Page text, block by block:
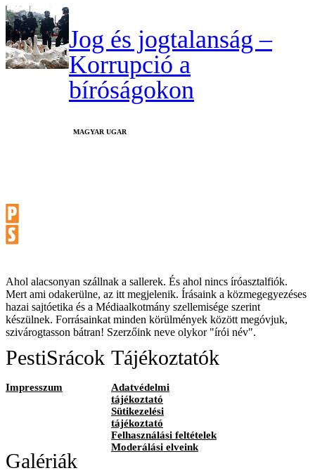
Jog és jogtalanság –
Korrupció a
bíróságokon
MAGYAR UGAR
Ahol alacsonyan szállnak a sallerek. És ahol nincs íróasztalfiók.
Mert ami odakerülne, az itt megjelenik. Írásaink a közmegegyezéses
hazai sajtóetika és a Médiaalkotmány szellemisége szerint
készülnek. Forrásainkat minden körülmények között megóvjuk,
szivárogtasson bátran! Szerzőink neve olykor "írói név".
PestiSrácok
Impresszum
Tájékoztatók
Adatvédelmi
tájékoztató
Sütikezelési
tájékoztató
Felhasználási feltételek
Moderálási elveink
Galériák